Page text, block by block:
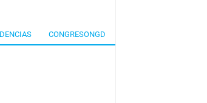
CONGRESONGD